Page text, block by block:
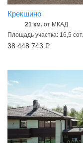
Крекшино
21 км. от МКАД
Площадь участка: 16,5 сот.
38 448 743 Р